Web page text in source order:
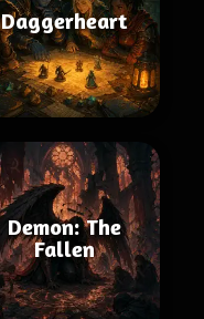
Daggerheart
Demon: The
Fallen